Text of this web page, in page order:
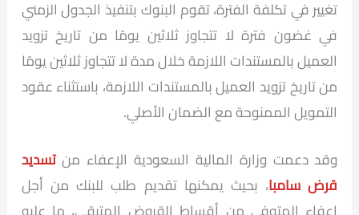
تغيير في تكلفة الفترة، تقوم البنوك بتنفيذ الجدول الزمني
في غضون فترة لا تتجاوز ثلاثين يومًا من تاريخ تزويد
العميل بالمستندات اللازمة خلال مدة لا تتجاوز ثلاثين يومًا
من تاريخ تزويد العميل بالمستندات اللازمة، باستثناء عقود
التمويل الممنوحة مع الضمان الأصلي.
وقد دعمت وزارة المالية السعودية الإعفاء منتسديد
قرض سامبا، بحيث يمكنها تقديم طلب للبنك من أجل